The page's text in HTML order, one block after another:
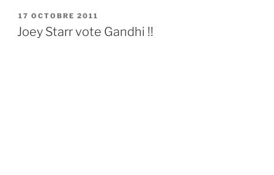
PUBLIÉ
LE
17 OCTOBRE 2011
Joey Starr vote Gandhi !!